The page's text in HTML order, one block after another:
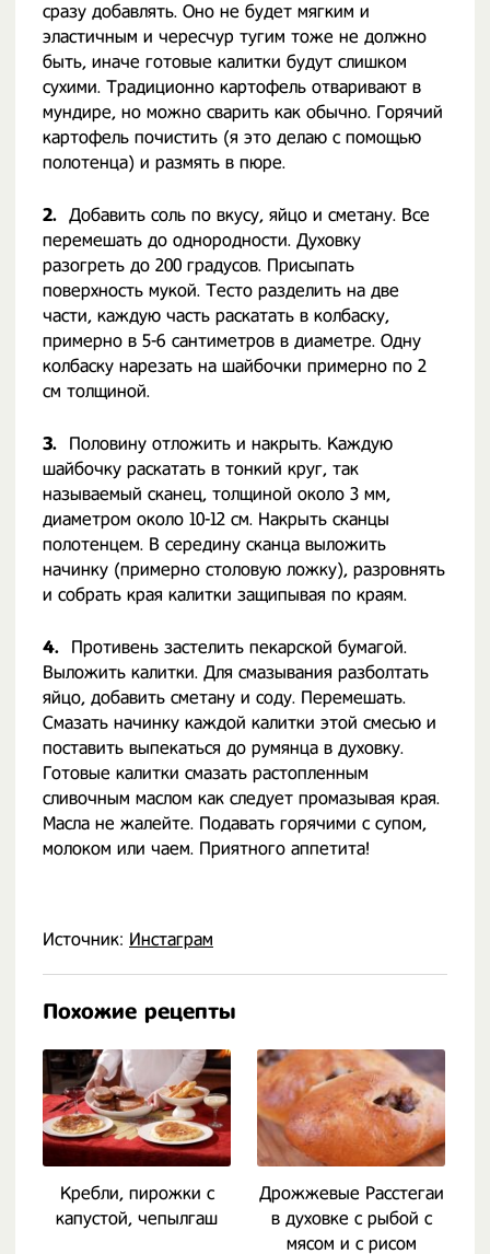
сразу добавлять. Оно не будет мягким и
эластичным и чересчур тугим тоже не должно
быть, иначе готовые калитки будут слишком
сухими. Традиционно картофель отваривают в
мундире, но можно сварить как обычно. Горячий
картофель почистить (я это делаю с помощью
полотенца) и размять в пюре.
2. Добавить соль по вкусу, яйцо и сметану. Все
перемешать до однородности. Духовку
разогреть до 200 градусов. Присыпать
поверхность мукой. Тесто разделить на две
части, каждую часть раскатать в колбаску,
примерно в 5-6 сантиметров в диаметре. Одну
колбаску нарезать на шайбочки примерно по 2
см толщиной.
3.
Половину отложить и накрыть. Каждую
шайбочку раскатать в тонкий круг, так
называемый сканец, толщиной около 3 мм,
диаметром около 10-12 см. Накрыть сканцы
полотенцем. В середину сканца выложить
начинку (примерно столовую ложку), разровнять
и собрать края калитки защипывая по краям.
4.
Противень застелить пекарской бумагой.
Выложить калитки. Для смазывания разболтать
яйцо, добавить сметану и соду. Перемешать.
Смазать начинку каждой калитки этой смесью и
поставить выпекаться до румянца в духовку.
Готовые калитки смазать растопленным
сливочным маслом как следует промазывая края.
Масла не жалейте. Подавать горячими с супом,
молоком или чаем. Приятного аппетита!
Источник: Инстаграм
Похожие рецепты
Кребли, пирожки с
капустой, чепылгаш
Дрожжевые Расстегаи
в духовке с рыбой с
мясом и с рисом